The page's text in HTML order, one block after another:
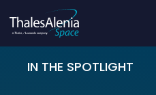
IN THE SPOTLIGHT